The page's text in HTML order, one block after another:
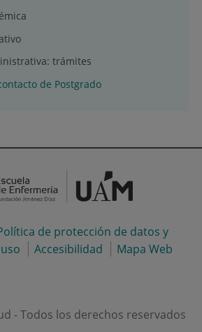
trámites
de Postgrado
de protección de datos y
Accesibilidad Mapa Web
- Todos los derechos reservados